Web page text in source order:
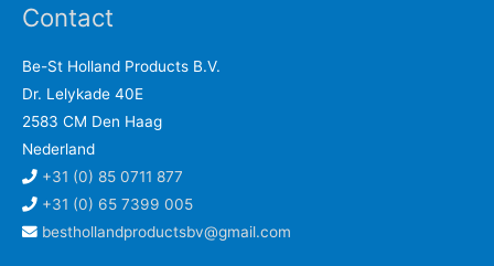
Contact
Be-St Holland Products B.V.
Dr. Lelykade 40E
2583 CM Den Haag
Nederland
+31 (0) 85 0711 877
+31 (0) 65 7399 005
besthollandproductsbv@gmail.com